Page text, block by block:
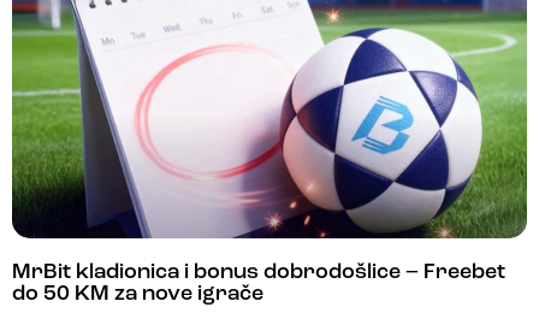
MrBit kladionica i bonus dobrodošlice – Freebet
do 50 KM za nove igrače